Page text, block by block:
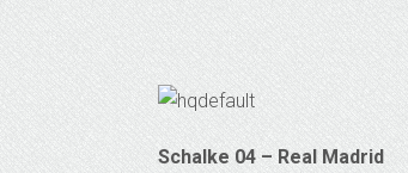
Schalke 04 – Real Madrid